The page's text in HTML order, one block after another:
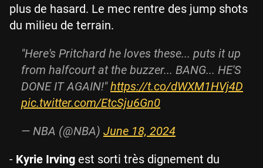
plus de hasard. Le mec rentre des jump shots
du milieu de terrain.
"Here's Pritchard he loves these... puts it up
from halfcourt at the buzzer... BANG... HE'S
DONE IT AGAIN!"https://t.co/dWXM1HVj4D
pic.twitter.com/EtcSju6Gn0
— NBA (@NBA) June 18, 2024
- Kyrie Irving est sorti très dignement du